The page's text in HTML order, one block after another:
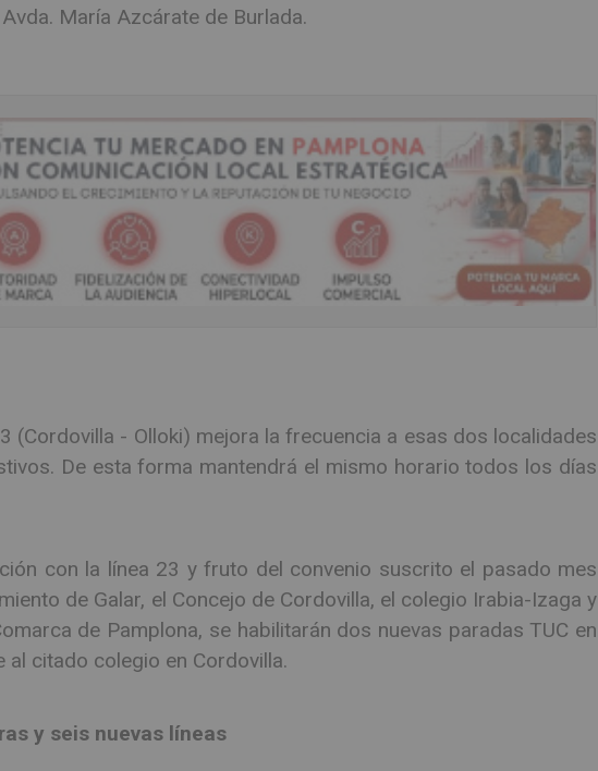
María Azcárate de Burlada.
(Cordovilla - Olloki) mejora la frecuencia a esas dos localidades
De esta forma mantendrá el mismo horario todos los días
con la línea 23 y fruto del convenio suscrito el pasado mes
de Galar, el Concejo de Cordovilla, el colegio Irabia-Izaga y
de Pamplona, se habilitarán dos nuevas paradas TUC en
al citado colegio en Cordovilla.
y seis nuevas líneas